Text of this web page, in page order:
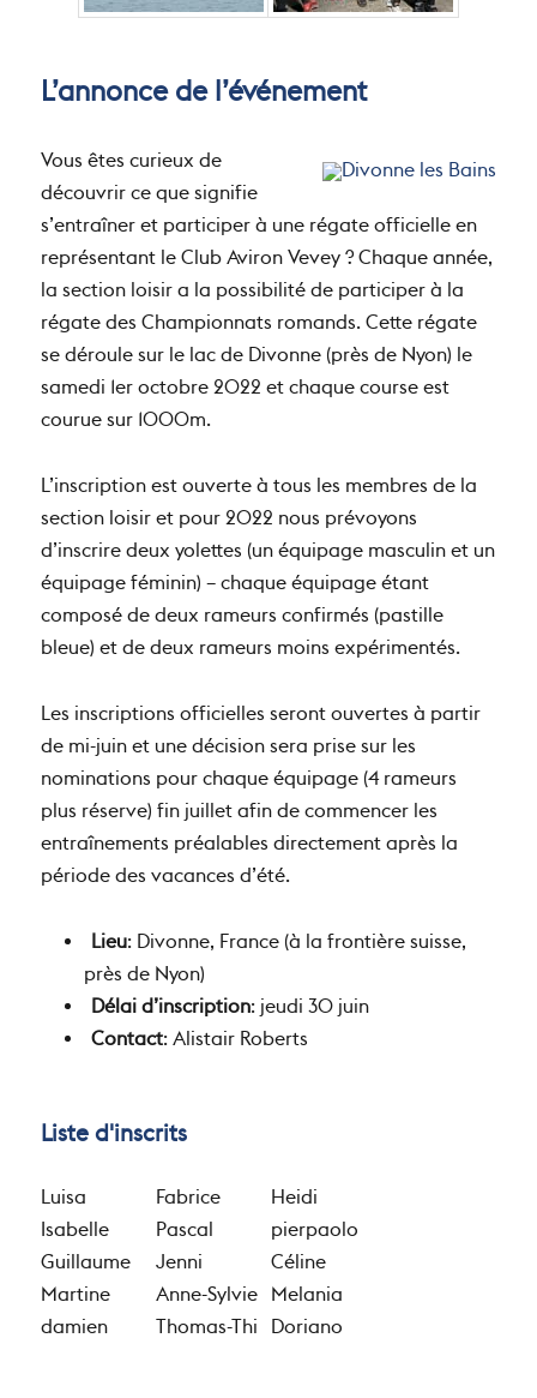
L’annonce de l’événement
Vous êtes curieux de
découvrir ce que signifie
s’entraîner et participer à une régate officielle en
représentant le Club Aviron Vevey ? Chaque année,
la section loisir a la possibilité de participer à la
régate des Championnats romands. Cette régate
se déroule sur le lac de Divonne (près de Nyon) le
samedi 1er octobre 2022 et chaque course est
courue sur 1000m.
L’inscription est ouverte à tous les membres de la
section loisir et pour 2022 nous prévoyons
d’inscrire deux yolettes (un équipage masculin et un
équipage féminin) – chaque équipage étant
composé de deux rameurs confirmés (pastille
bleue) et de deux rameurs moins expérimentés.
Les inscriptions officielles seront ouvertes à partir
de mi-juin et une décision sera prise sur les
nominations pour chaque équipage (4 rameurs
plus réserve) fin juillet afin de commencer les
entraînements préalables directement après la
période des vacances d’été.
Lieu: Divonne, France (à la frontière suisse,
près de Nyon)
Délai d’inscription: jeudi 30 juin
Contact: Alistair Roberts
Liste d'inscrits
Luisa Fabrice
Heidi
Isabelle
Pascal
pierpaolo
Guillaume
Jenni
Céline
Martine
Anne-Sylvie Melania
damien
Thomas-Thi Doriano